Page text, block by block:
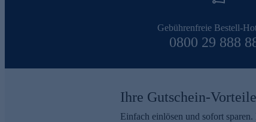
Gebührenfreie Bestell-
0800 29 888
Ihre Gutschein-
Einfach einlösen und sofort